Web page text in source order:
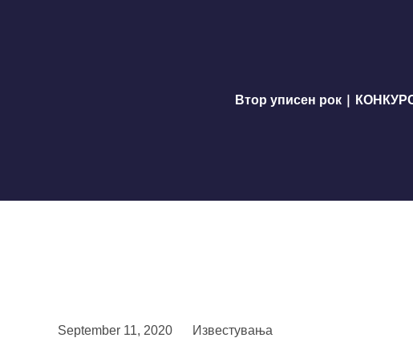
Втор уписен рок |
September 11, 2020 Известувања